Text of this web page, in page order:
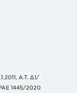
Α.Τ. Δ1/
1445/2020